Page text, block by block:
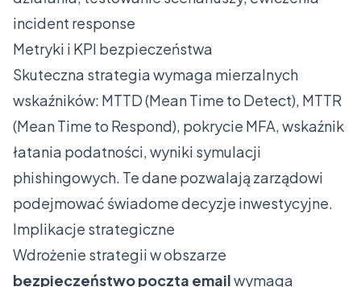
incident response
Metryki i KPI bezpieczeństwa
Skuteczna strategia wymaga mierzalnych
wskaźników: MTTD (Mean Time to Detect), MTTR
(Mean Time to Respond), pokrycie MFA, wskaźnik
łatania podatności, wyniki symulacji
phishingowych. Te dane pozwalają zarządowi
podejmować świadome decyzje inwestycyjne.
Implikacje strategiczne
Wdrożenie strategii w obszarze
bezpieczeństwo poczta emailwymaga